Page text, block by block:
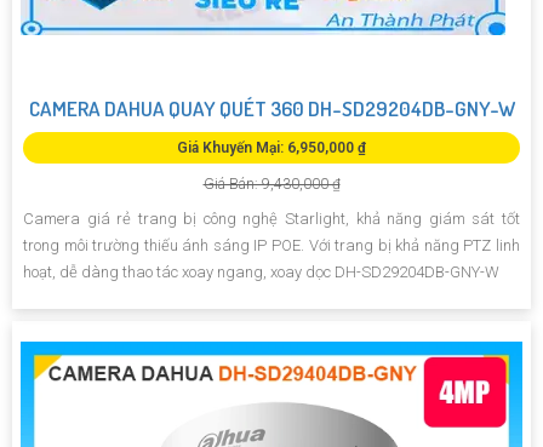
CAMERA DAHUA QUAY QUÉT 360 DH-SD29204DB-GNY-W
Giá Khuyến Mại: 6,950,000 ₫
Giá Bán: 9,430,000 ₫
Camera giá rẻ trang bị công nghệ Starlight, khả năng giám sát tốt
trong môi trường thiếu ánh sáng IP POE. Với trang bị khả năng PTZ linh
hoạt, dễ dàng thao tác xoay ngang, xoay dọc DH-SD29204DB-GNY-W